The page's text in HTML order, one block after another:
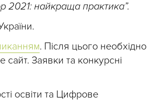
2021: найкраща практика”.
. Після цього необхідно
сайт. Заявки та конкурсні
освіти та Цифрове